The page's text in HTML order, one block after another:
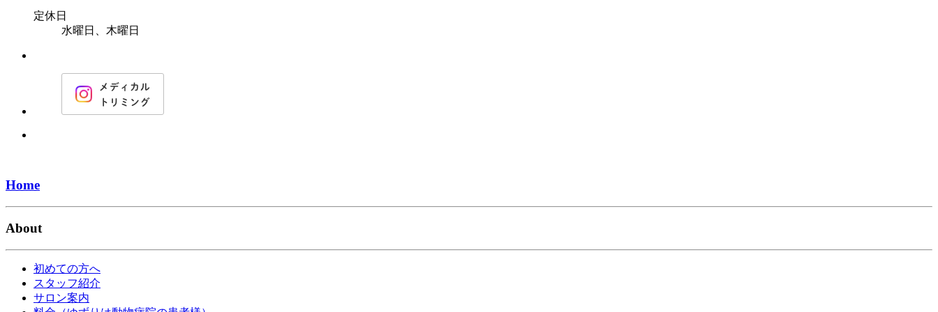
定休日
水曜日、木曜日
Home
About
初めての方へ
スタッフ紹介
サロン案内